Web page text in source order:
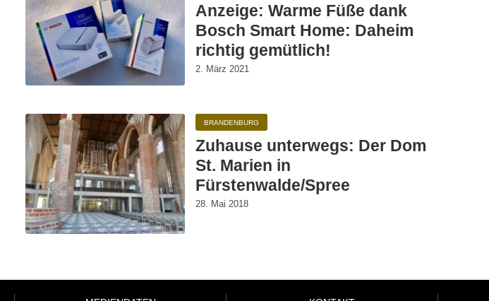
Anzeige: Warme Füße dank
Bosch Smart Home: Daheim
richtig gemütlich!
2. März 2021
BRANDENBURG
Zuhause unterwegs: Der Dom
St. Marien in
Fürstenwalde/Spree
28. Mai 2018